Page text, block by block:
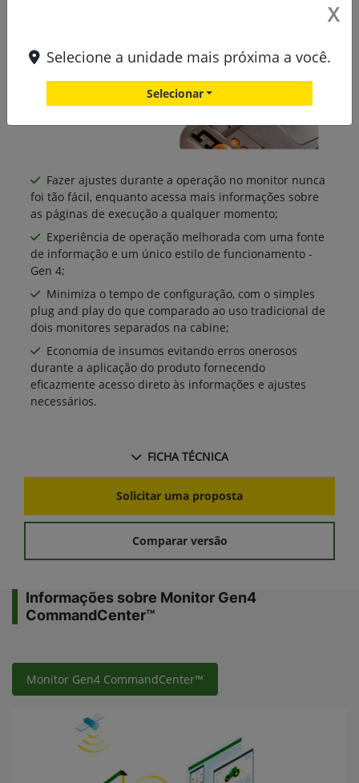
Fazer ajustes durante a operação no monitor nunca
foi tão fácil, enquanto acessa mais informações sobre
as páginas de execução a qualquer momento;
Experiência de operação melhorada com uma fonte
de informação e um único estilo de funcionamento -
Gen 4;
Minimiza o tempo de configuração, com o simples
plug and play do que comparado ao uso tradicional de
dois monitores separados na cabine;
Economia de insumos evitando erros onerosos
durante a aplicação do produto fornecendo
eficazmente acesso direto às informações e ajustes
necessários.
FICHA TÉCNICA
Solicitar uma proposta
Comparar versão
Informações sobre Monitor Gen4
CommandCenter™
Monitor Gen4 CommandCenter™
X
Selecione a unidade mais próxima a você.
Selecionar